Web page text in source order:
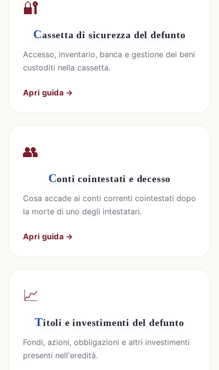
🔐
Cassetta di sicurezza del defunto
Accesso, inventario, banca e gestione dei beni
custoditi nella cassetta.
Apri guida →
👥
Conti cointestati e decesso
Cosa accade ai conti correnti cointestati dopo
la morte di uno degli intestatari.
Apri guida →
📈
Titoli e investimenti del defunto
Fondi, azioni, obbligazioni e altri investimenti
presenti nell'eredità.